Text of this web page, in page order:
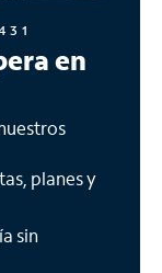
en
planes y
sin